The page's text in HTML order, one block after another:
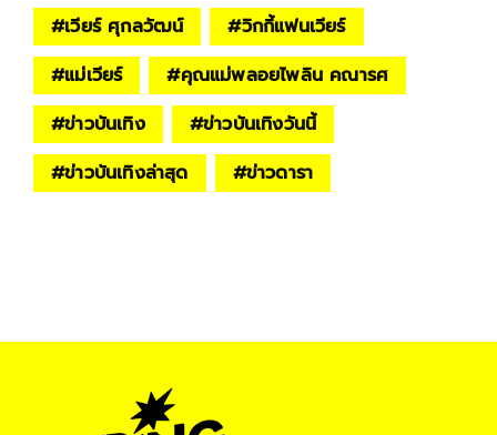
#เวียร์ ศุกลวัฒน์ #วิกกี้แฟนเวียร์
#แม่เวียร์ #คุณแม่พลอยไพลิน คณารศ
#ข่าวบันเทิง #ข่าวบันเทิงวันนี้
#ข่าวบันเทิงล่าสุด #ข่าวดารา